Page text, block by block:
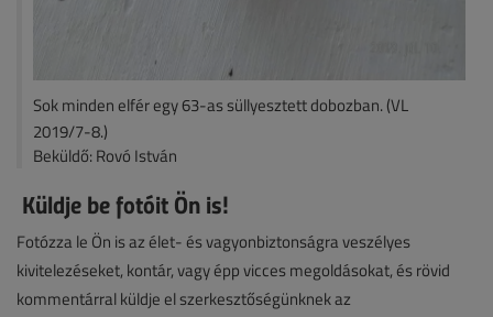
Sok minden elfér egy 63-as süllyesztett dobozban. (VL
2019/7-8.)
Beküldő: Rovó István
Küldje be fotóit Ön is!
Fotózza le Ön is az élet- és vagyonbiztonságra veszélyes
kivitelezéseket, kontár, vagy épp vicces megoldásokat, és rövid
kommentárral küldje el szerkesztőségünknek az